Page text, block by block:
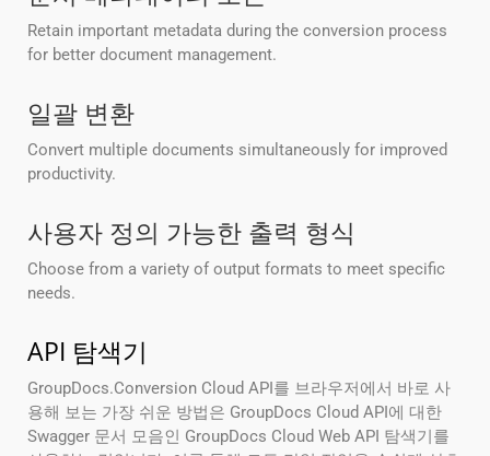
Retain important metadata during the conversion process
for better document management.
일괄 변환
Convert multiple documents simultaneously for improved
productivity.
사용자 정의 가능한 출력 형식
Choose from a variety of output formats to meet specific
needs.
API 탐색기
GroupDocs.Conversion Cloud API를 브라우저에서 바로 사
용해 보는 가장 쉬운 방법은 GroupDocs Cloud API에 대한
Swagger 문서 모음인 GroupDocs Cloud Web API 탐색기를